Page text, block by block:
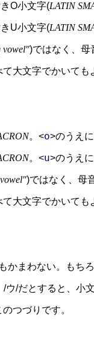
O小文字(LATIN
U小文字(LATIN
vowel")ではなく、母
大文字でかいても
。<o>のうえ
。<u>のうえ
)ではなく、母
大文字でかいても
かまわない。もちろ
ウ/だとすると、小
つづりです。